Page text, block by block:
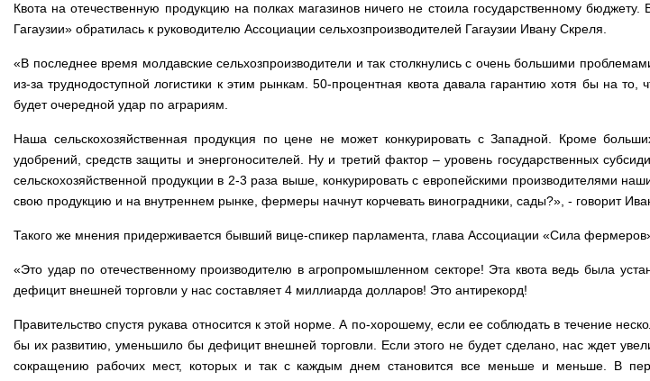
Квота на отечественную продукцию на полках магазинов ничего не стоила государственному
Гагаузии» обратилась к руководителю Ассоциации сельхозпроизводителей Гагаузии Ивану Скреля.
«В последнее время молдавские сельхозпроизводители и так столкнулись с очень большими
из-за труднодоступной логистики к этим рынкам. 50-процентная квота давала гарантию хотя бы на
будет очередной удар по аграриям.
Наша сельскохозяйственная продукция по цене не может конкурировать с Западной. Кроме
удобрений, средств защиты и энергоносителей. Ну и третий фактор – уровень государственных
сельскохозяйственной продукции в 2-3 раза выше, конкурировать с европейскими производителями
свою продукцию и на внутреннем рынке, фермеры начнут корчевать виноградники, сады?», - говорит
Такого же мнения придерживается бывший вице-спикер парламента, глава Ассоциации «Сила
«Это удар по отечественному производителю в агропромышленном секторе! Эта квота ведь была
дефицит внешней торговли у нас составляет 4 миллиарда долларов! Это антирекорд!
Правительство спустя рукава относится к этой норме. А по-хорошему, если ее соблюдать в течение
бы их развитию, уменьшило бы дефицит внешней торговли. Если этого не будет сделано, нас ждет
сокращению рабочих мест, которых и так с каждым днем становится все меньше и меньше. В